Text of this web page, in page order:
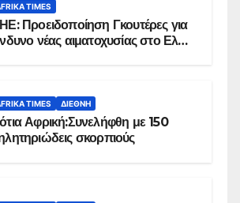
TIMES
Προειδοποίηση Γκουτέρες για
νέας αιματοχυσίας στο Ελ
TIMES ΔΙΕΘΝΉ
Αφρική:Συνελήφθη με 150
σκορπιούς